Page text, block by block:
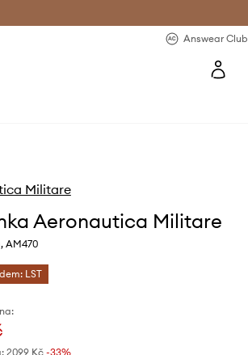
Answear Club
Militare
Aeronautica Militare
AM470
LST
2099 Kč-33%